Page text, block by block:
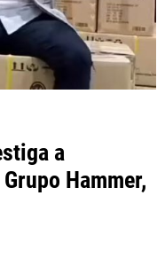
a
Hammer,